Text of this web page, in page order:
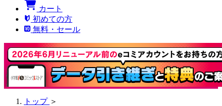
カート
初めての方
無料・セール
トップ ＞